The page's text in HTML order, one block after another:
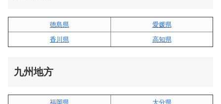
徳島県
愛媛県
香川県
高知県
九州地方
福岡県 大分県